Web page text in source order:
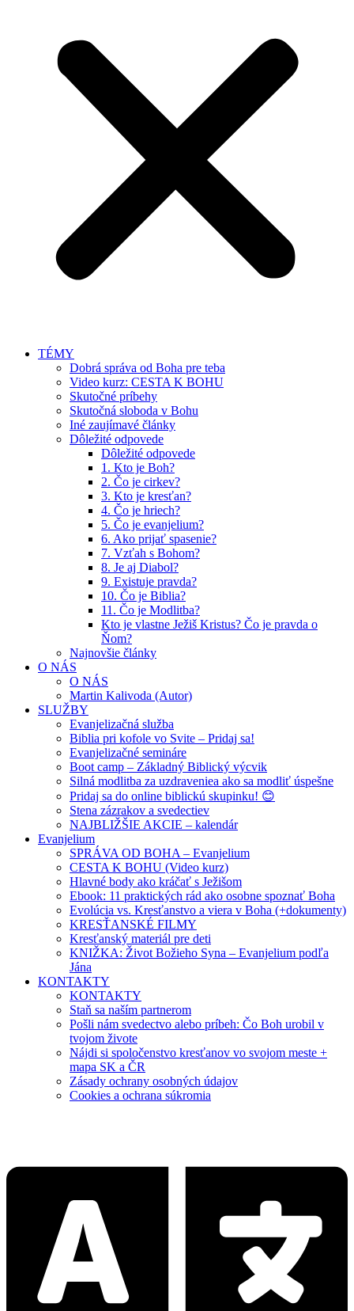
TÉMY
Dobrá správa od Boha pre teba
Video kurz: CESTA K BOHU
Skutočné príbehy
Skutočná sloboda v Bohu
Iné zaujímavé články
Dôležité odpovede
Dôležité odpovede
1. Kto je Boh?
2. Čo je cirkev?
3. Kto je kresťan?
4. Čo je hriech?
5. Čo je evanjelium?
6. Ako prijať spasenie?
7. Vzťah s Bohom?
8. Je aj Diabol?
9. Existuje pravda?
10. Čo je Biblia?
11. Čo je Modlitba?
Kto je vlastne Ježiš Kristus? Čo je pravda o
Ňom?
Najnovšie články
O NÁS
O NÁS
Martin Kalivoda (Autor)
SLUŽBY
Evanjelizačná služba
Biblia pri kofole vo Svite – Pridaj sa!
Evanjelizačné semináre
Boot camp – Základný Biblický výcvik
Silná modlitba za uzdraveniea ako sa modliť úspešne
Pridaj sa do online biblickú skupinku! 😊
Stena zázrakov a svedectiev
NAJBLIŽŠIE AKCIE – kalendár
Evanjelium
SPRÁVA OD BOHA – Evanjelium
CESTA K BOHU (Video kurz)
Hlavné body ako kráčať s Ježišom
Ebook: 11 praktických rád ako osobne spoznať Boha
Evolúcia vs. Kresťanstvo a viera v Boha (+dokumenty)
KRESŤANSKÉ FILMY
Kresťanský materiál pre deti
KNIŽKA: Život Božieho Syna – Evanjelium podľa
Jána
KONTAKTY
KONTAKTY
Staň sa naším partnerom
Pošli nám svedectvo alebo príbeh: Čo Boh urobil v
tvojom živote
Nájdi si spoločenstvo kresťanov vo svojom meste +
mapa SK a ČR
Zásady ochrany osobných údajov
Cookies a ochrana súkromia